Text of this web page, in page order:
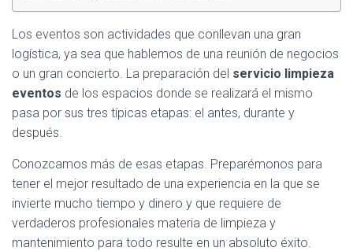
Los eventos son actividades que conllevan una gran
logística, ya sea que hablemos de una reunión de negocios
o un gran concierto. La preparación del servicio limpieza
eventos de los espacios donde se realizará el mismo
pasa por sus tres típicas etapas: el antes, durante y
después.
Conozcamos más de esas etapas. Preparémonos para
tener el mejor resultado de una experiencia en la que se
invierte mucho tiempo y dinero y que requiere de
verdaderos profesionales materia de limpieza y
mantenimiento para todo resulte en un absoluto éxito.